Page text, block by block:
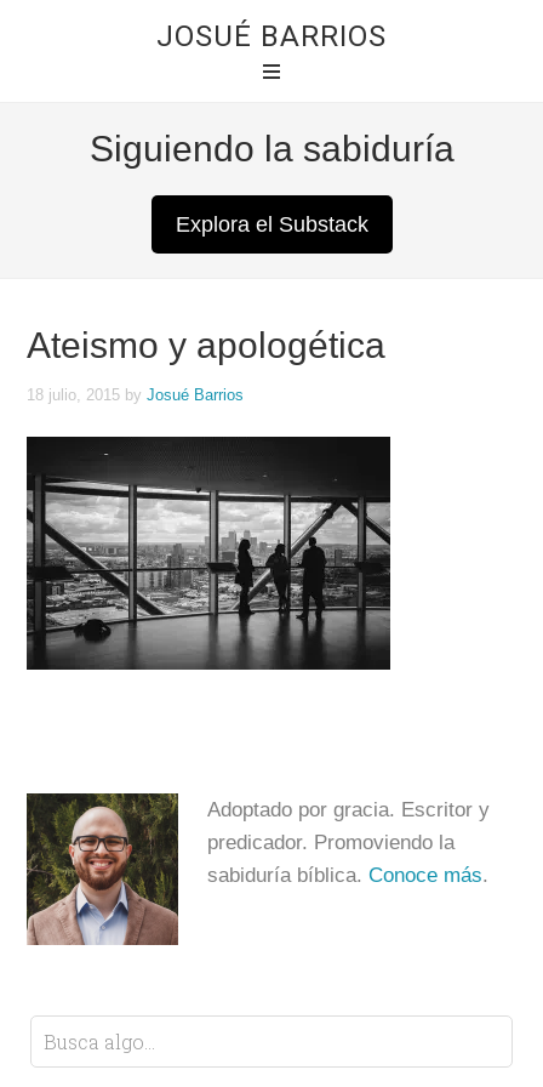
JOSUÉ BARRIOS
Siguiendo la sabiduría
Explora el Substack
Ateismo y apologética
18 julio, 2015 byJosué Barrios
Adoptado por gracia. Escritor y
predicador. Promoviendo la
sabiduría bíblica.Conoce más.